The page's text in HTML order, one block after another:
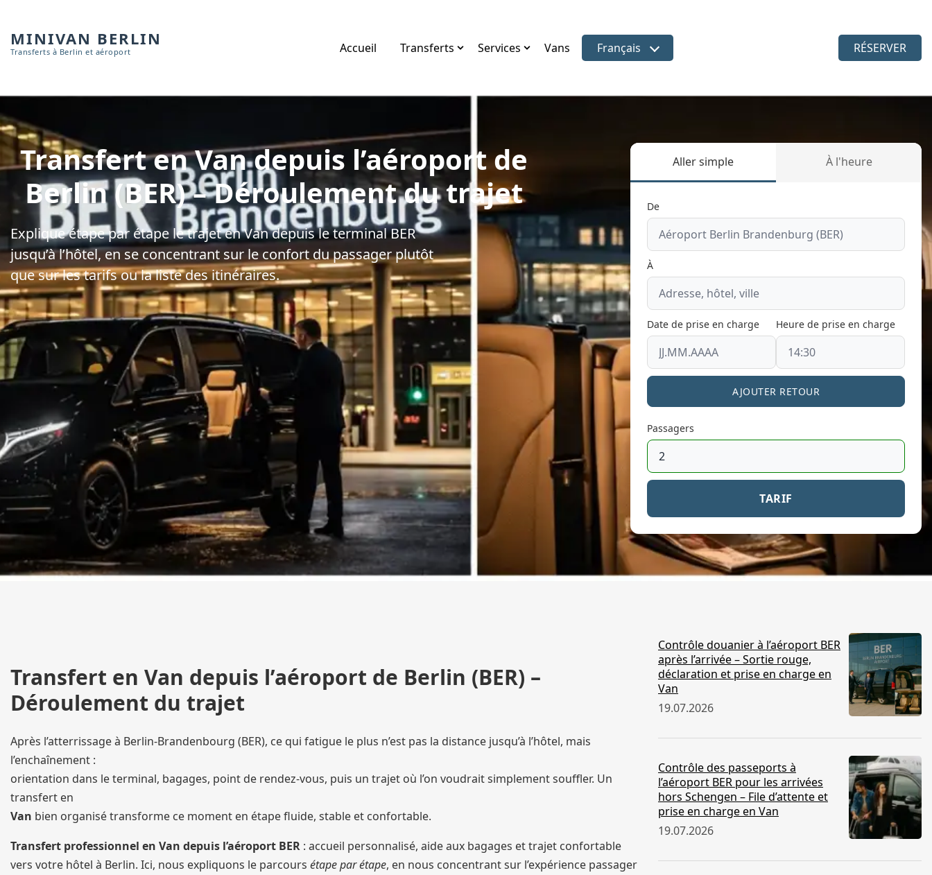
MINIVAN BERLIN
Transferts à Berlin et aéroport Accueil Transferts Services Vans Choisir la langue
Français RÉSERVER
Transfert en Van depuis l’aéroport de
Berlin (BER) – Déroulement du trajet
Explique étape par étape le trajet en Van depuis le terminal BER
jusqu’à l’hôtel, en se concentrant sur le confort du passager plutôt
que sur les tarifs ou la liste des itinéraires.
Aller simple À l'heure
De
À
Date de prise en charge Heure de prise en charge
AJOUTER RETOUR
Passagers
TARIF
Transfert en Van depuis l’aéroport de Berlin (BER) –
Déroulement du trajet
Après l’atterrissage à Berlin-Brandenbourg (BER), ce qui fatigue le plus n’est pas la distance jusqu’à l’hôtel, mais
l’enchaînement :
orientation dans le terminal, bagages, point de rendez-vous, puis un trajet où l’on voudrait simplement souffler. Un
transfert en
Van bien organisé transforme ce moment en étape fluide, stable et confortable.
Transfert professionnel en Van depuis l’aéroport BER : accueil personnalisé, aide aux bagages et trajet confortable
vers votre hôtel à Berlin. Ici, nous expliquons le parcours étape par étape, en nous concentrant sur l’expérience passager
Contrôle douanier à l’aéroport BER
après l’arrivée – Sortie rouge,
déclaration et prise en charge en
Van
19.07.2026
Contrôle des passeports à
l’aéroport BER pour les arrivées
hors Schengen – File d’attente et
prise en charge en Van
19.07.2026